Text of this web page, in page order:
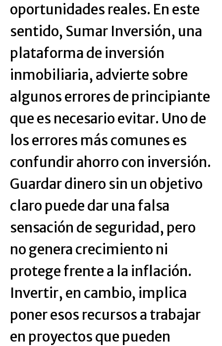
oportunidades reales. En este
sentido, Sumar Inversión, una
plataforma de inversión
inmobiliaria, advierte sobre
algunos errores de principiante
que es necesario evitar. Uno de
los errores más comunes es
confundir ahorro con inversión.
Guardar dinero sin un objetivo
claro puede dar una falsa
sensación de seguridad, pero
no genera crecimiento ni
protege frente a la inflación.
Invertir, en cambio, implica
poner esos recursos a trabajar
en proyectos que pueden